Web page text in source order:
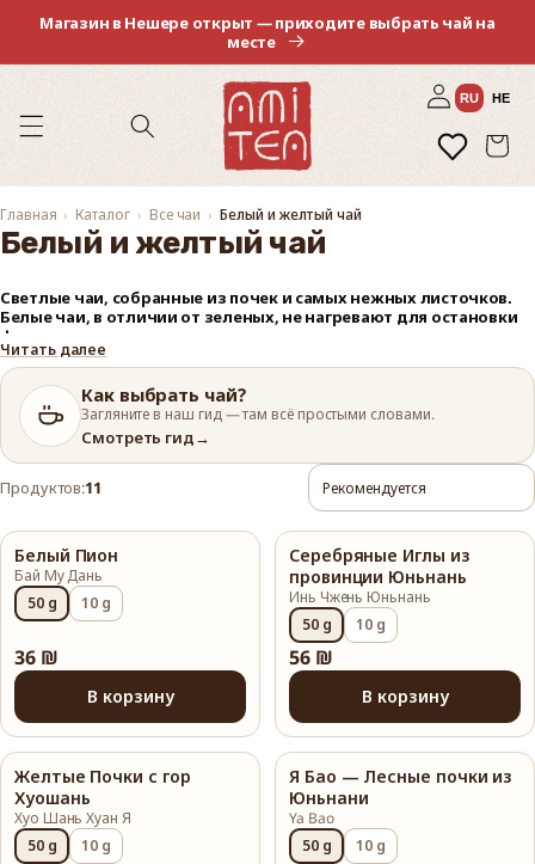
Магазин в Нешере открыт — приходите выбрать чай на
месте
RU HE
Войти
Избранное
Корзина
Главная Каталог Все чаи Белый и желтый чай
Белый и желтый чай
Светлые чаи, собранные из почек и самых нежных листочков.
Белые чаи, в отличии от зеленых, не нагревают для остановки
ферментации, а дают высохнуть естественным путем —
благодаря этому они приобретают характерные травянистые и
медовые ноты во вкусе. Желтые чаи похожи на зеленые, но в
процессе обработки проходят процедуру томления без
доступа воздуха, в результате чего лист слегка желтеет и
приобретает особый оттенок топленого молока.
Охлаждают и расслабляют, снижают давление.
Можно заваривать холодной водой.
Читать далее
Как выбрать чай?
Загляните в наш гид — там всё простыми словами.
Смотреть гид→
Продуктов:11
Белый Пион
Бай Му Дань
50 g
10 g
36 ₪
В корзину
Серебряные Иглы из
провинции Юньнань
Инь Чжень Юньнань
50 g
10 g
56 ₪
В корзину
Желтые Почки с гор
Хуошань
Хуо Шань Хуан Я
50 g
10 g
Я Бао — Лесные почки из
Юньнани
Ya Bao
50 g
10 g